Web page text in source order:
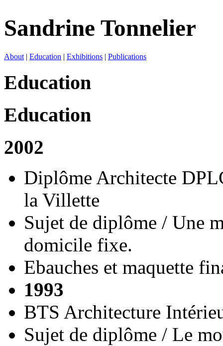
Sandrine Tonnelier
About | Education | Exhibitions | Publications
Education
Education
2002
Diplôme Architecte
la Villette
Sujet de diplôme / Une
domicile fixe.
Ebauches et maquette
1993
BTS Architecture
Sujet de diplôme / Le